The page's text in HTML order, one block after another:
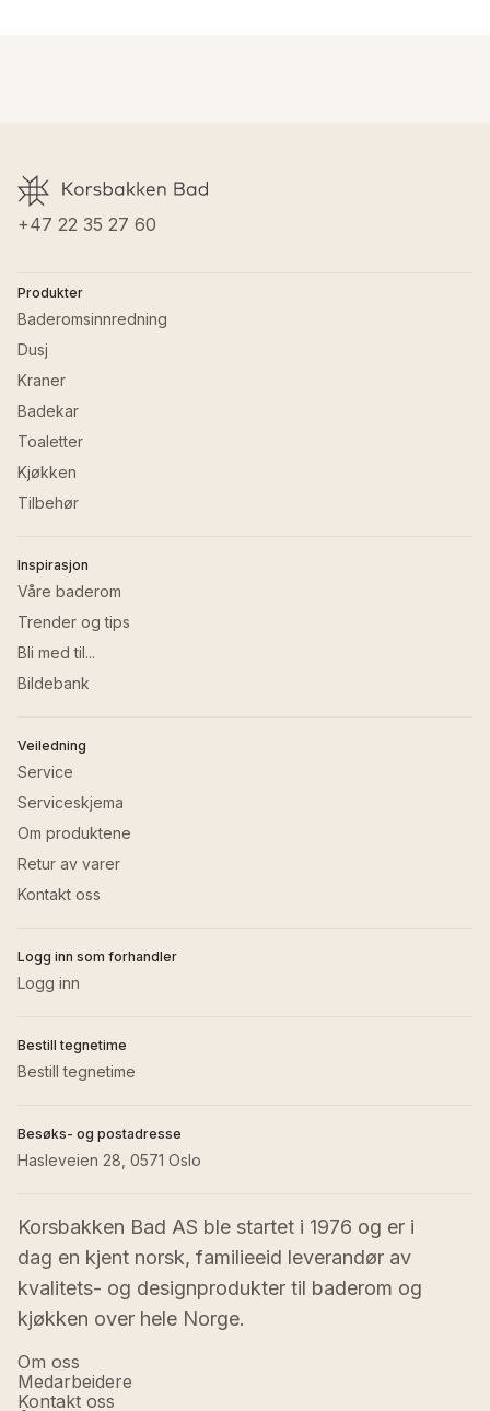
+47 22 35 27 60
Produkter
Baderomsinnredning
Dusj
Kraner
Badekar
Toaletter
Kjøkken
Tilbehør
Inspirasjon
Våre baderom
Trender og tips
Bli med til...
Bildebank
Veiledning
Service
Serviceskjema
Om produktene
Retur av varer
Kontakt oss
Logg inn som forhandler
Logg inn
Bestill tegnetime
Bestill tegnetime
Besøks- og postadresse
Hasleveien 28, 0571 Oslo
Korsbakken Bad AS ble startet i 1976 og er i
dag en kjent norsk, familieeid leverandør av
kvalitets- og designprodukter til baderom og
kjøkken over hele Norge.
Om oss
Medarbeidere
Kontakt oss